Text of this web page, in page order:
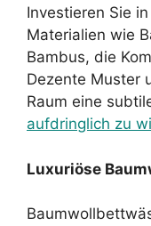
Investieren Sie
Materialien wie
Bambus, die
Dezente Muster
Raum eine
aufdringlich zu
Luxuriöse